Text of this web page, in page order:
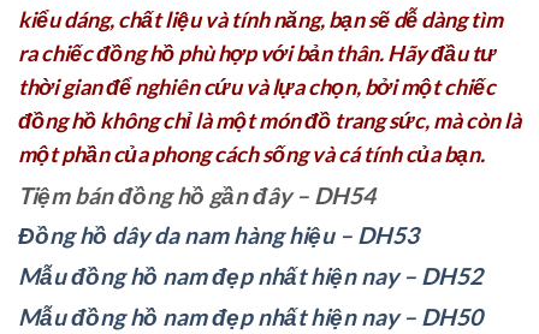
kiểu dáng, chất liệu và tính năng, bạn sẽ dễ dàng tìm
ra chiếc đồng hồ phù hợp với bản thân. Hãy đầu tư
thời gian để nghiên cứu và lựa chọn, bởi một chiếc
đồng hồ không chỉ là một món đồ trang sức, mà còn là
một phần của phong cách sống và cá tính của bạn.
Tiệm bán đồng hồ gần đây – DH54
Đồng hồ dây da nam hàng hiệu – DH53
Mẫu đồng hồ nam đẹp nhất hiện nay – DH52
Mẫu đồng hồ nam đẹp nhất hiện nay – DH50